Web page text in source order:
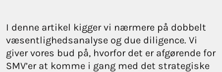
I denne artikel kigger vi nærmere på dobbelt
væsentlighedsanalyse og due diligence. Vi
giver vores bud på, hvorfor det er afgørende for
SMV’er at komme i gang med det strategiske